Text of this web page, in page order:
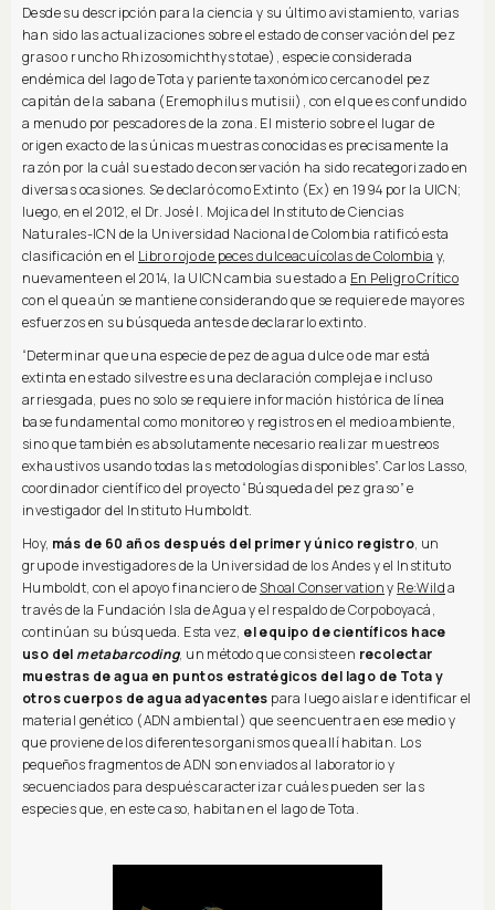
Desde su descripción para la ciencia y su último avistamiento, varias
han sido las actualizaciones sobre el estado de conservación del pez
graso o runcho Rhizosomichthys totae), especie considerada
endémica del lago de Tota y pariente taxonómico cercano del pez
capitán de la sabana (Eremophilus mutisii), con el que es confundido
a menudo por pescadores de la zona. El misterio sobre el lugar de
origen exacto de las únicas muestras conocidas es precisamente la
razón por la cuál su estado de conservación ha sido recategorizado en
diversas ocasiones. Se declaró como Extinto (Ex) en 1994 por la UICN;
luego, en el 2012, el Dr. José I. Mojica del Instituto de Ciencias
Naturales-ICN de la Universidad Nacional de Colombia ratificó esta
clasificación en el Libro rojo de peces dulceacuícolas de Colombia y,
nuevamente en el 2014, la UICN cambia su estado a En Peligro Crítico
con el que aún se mantiene considerando que se requiere de mayores
esfuerzos en su búsqueda antes de declararlo extinto.
“Determinar que una especie de pez de agua dulce o de mar está
extinta en estado silvestre es una declaración compleja e incluso
arriesgada, pues no solo se requiere información histórica de línea
base fundamental como monitoreo y registros en el medio ambiente,
sino que también es absolutamente necesario realizar muestreos
exhaustivos usando todas las metodologías disponibles”. Carlos Lasso,
coordinador científico del proyecto “Búsqueda del pez graso” e
investigador del Instituto Humboldt.
Hoy, más de 60 años después del primer y único registro, un
grupo de investigadores de la Universidad de los Andes y el Instituto
Humboldt, con el apoyo financiero de Shoal Conservationy Re:Wilda
través de la Fundación Isla de Agua y el respaldo de Corpoboyacá,
continúan su búsqueda. Esta vez, el equipo de científicos hace
uso del metabarcoding, un método que consiste en recolectar
muestras de agua en puntos estratégicos del lago de Tota y
otros cuerpos de agua adyacentes para luego aislar e identificar el
material genético (ADN ambiental) que se encuentra en ese medio y
que proviene de los diferentes organismos que allí habitan. Los
pequeños fragmentos de ADN son enviados al laboratorio y
secuenciados para después caracterizar cuáles pueden ser las
especies que, en este caso, habitan en el lago de Tota.